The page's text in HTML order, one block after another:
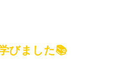
びました📚